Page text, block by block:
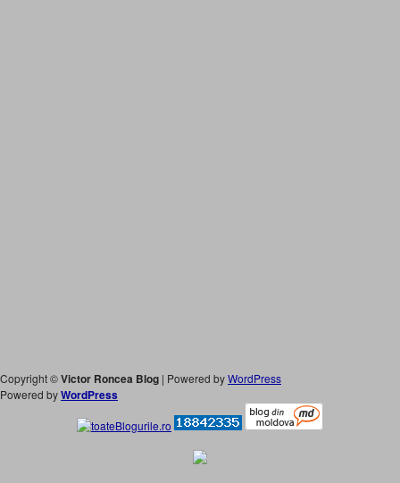
Copyright ©Victor Roncea Blog | Powered byWordPress
Powered byWordPress